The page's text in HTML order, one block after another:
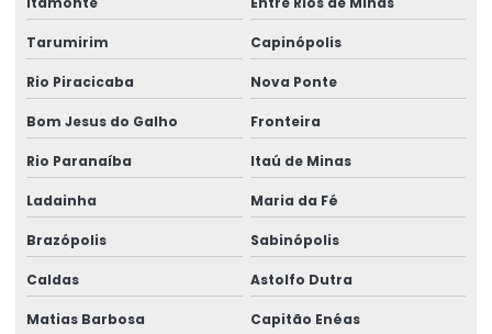
Topografia caminho de rolamento
Treinamento Em Segurança De Elevadores
Treinamento para operadores de ponte rolante
Treinamento de ponte rolante
Trilhos para pontes rolantes
Trilhos de rolamento para pontes rolantes
Tarumirim Capinópolis
Rio Piracicaba Nova Ponte
Bom Jesus do Galho Fronteira
Rio Paranaíba Itaú de Minas
Ladainha Maria da Fé
Brazópolis Sabinópolis
Caldas Astolfo Dutra
Matias Barbosa Capitão Enéas